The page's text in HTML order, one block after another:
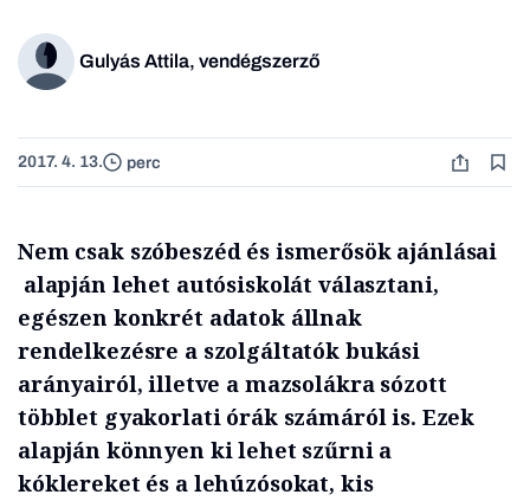
Gulyás Attila, vendégszerző
2017. 4. 13. perc
Nem csak szóbeszéd és ismerősök ajánlásai
alapján lehet autósiskolát választani,
egészen konkrét adatok állnak
rendelkezésre a szolgáltatók bukási
arányairól, illetve a mazsolákra sózott
többlet gyakorlati órák számáról is. Ezek
alapján könnyen ki lehet szűrni a
kóklereket és a lehúzósokat, kis